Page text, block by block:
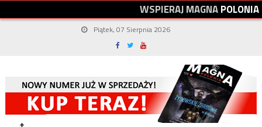
WSPIERAJMAGNAPOLONIA
Piątek, 07 Sierpnia 2026